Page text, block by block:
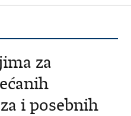
za
i posebnih